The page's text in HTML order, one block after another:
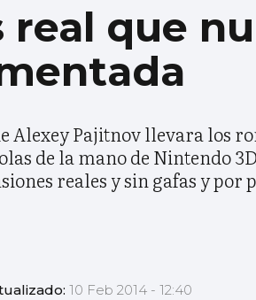
real que
Alexey Pajitnov llevara los
de la mano de Nintendo
reales y sin gafas y
10 Feb 2014 - 12:40